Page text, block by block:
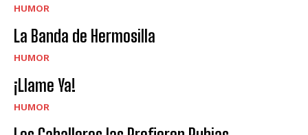
HUMOR
La Banda de Hermosilla
HUMOR
¡Llame Ya!
HUMOR